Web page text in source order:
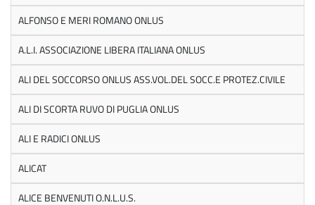
ALFONSO E MERI ROMANO ONLUS
A.L.I. ASSOCIAZIONE LIBERA ITALIANA ONLUS
ALI DEL SOCCORSO ONLUS ASS.VOL.DEL SOCC.E PROTEZ.CIVILE
ALI DI SCORTA RUVO DI PUGLIA ONLUS
ALI E RADICI ONLUS
ALICAT
ALICE BENVENUTI O.N.L.U.S.